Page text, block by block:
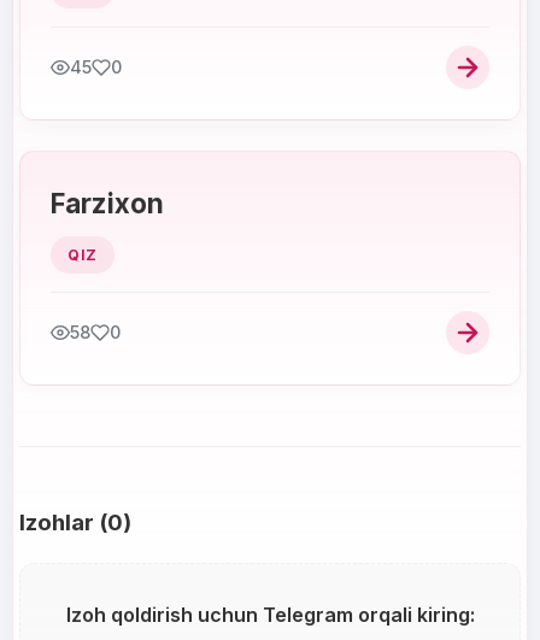
45 0
Farzixon
QIZ
58 0
Izohlar (0)
Izoh qoldirish uchun Telegram orqali kiring: